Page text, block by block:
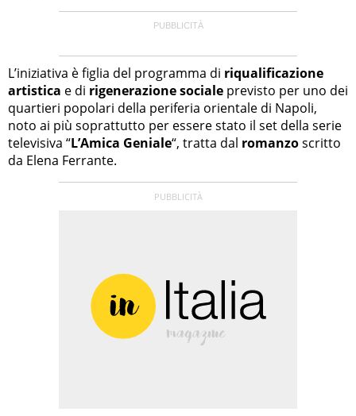
L’iniziativa è figlia del programma di riqualificazione
artistica e di rigenerazione sociale previsto per uno dei
quartieri popolari della periferia orientale di Napoli,
noto ai più soprattutto per essere stato il set della serie
televisiva “L’Amica Geniale“, tratta dal romanzoscritto
da Elena Ferrante.